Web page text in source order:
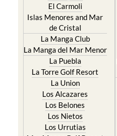
El Carmoli
Islas Menores and Mar
de Cristal
La Manga Club
La Manga del Mar Menor
La Puebla
La Torre Golf Resort
La Union
Los Alcazares
Los Belones
Los Nietos
Los Urrutias